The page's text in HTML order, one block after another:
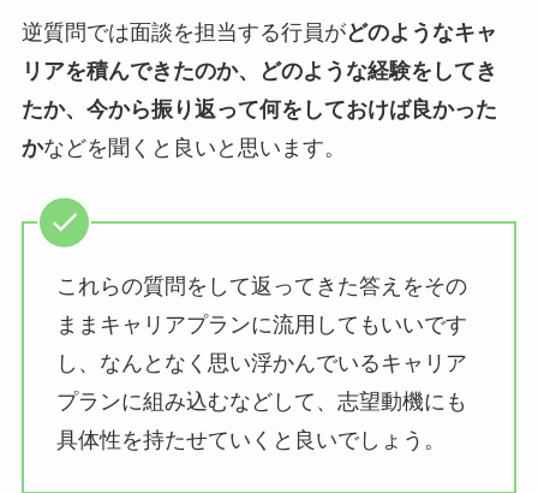
逆質問では面談を担当する行員がどのようなキャ
リアを積んできたのか、どのような経験をしてき
たか、今から振り返って何をしておけば良かった
かなどを聞くと良いと思います。
これらの質問をして返ってきた答えをその
ままキャリアプランに流用してもいいです
し、なんとなく思い浮かんでいるキャリア
プランに組み込むなどして、志望動機にも
具体性を持たせていくと良いでしょう。